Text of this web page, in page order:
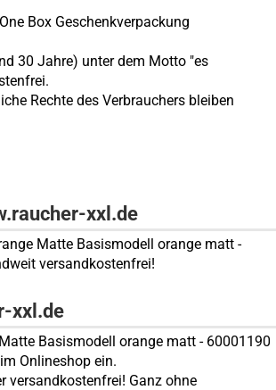
Box Geschenkverpackung
30 Jahre) unter dem Motto "es
Rechte des Verbrauchers bleiben
xxl.de
Matte Basismodell orange matt -
versandkostenfrei!
xxl.de
Basismodell orange matt - 60001190
Onlineshop ein.
versandkostenfrei! Ganz ohne